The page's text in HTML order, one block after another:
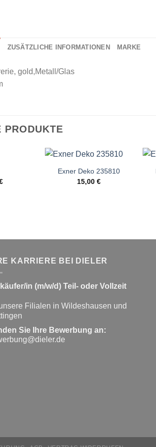
ZUSÄTZLICHE INFORMATIONEN MARKE
gold,Metall/Glas
PRODUKTE
Exner Deko 235810
15,00€
KARRIERE BEI DIELER
in (m/w/d) Teil- oder Vollzeit
Filialen in Wildeshausen und
Sie Ihre Bewerbung an: